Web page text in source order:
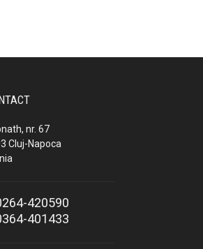
nr. 67
Cluj-Napoca
420590
401433